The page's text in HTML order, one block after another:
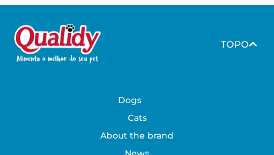
TOPO
Dogs
Cats
About the brand